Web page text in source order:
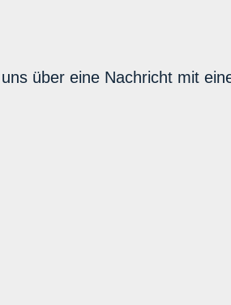
über eine Nachricht mit